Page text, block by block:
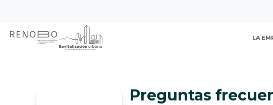
contenido
Sitio Web Empresa de LA
Preguntas